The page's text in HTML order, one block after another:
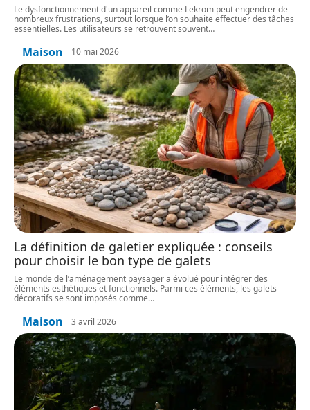
Le dysfonctionnement d'un appareil comme Lekrom peut engendrer de
nombreux frustrations, surtout lorsque l’on souhaite effectuer des tâches
essentielles. Les utilisateurs se retrouvent souvent…
Maison 10 mai 2026
La définition de galetier expliquée : conseils
pour choisir le bon type de galets
Le monde de l’aménagement paysager a évolué pour intégrer des
éléments esthétiques et fonctionnels. Parmi ces éléments, les galets
décoratifs se sont imposés comme…
Maison 3 avril 2026